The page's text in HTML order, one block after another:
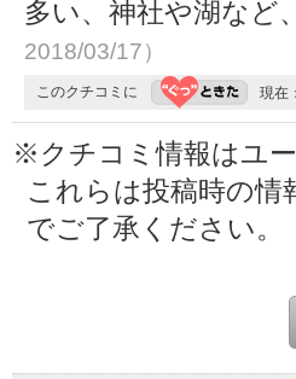
多い、神社や湖な
2018/03/17）
このクチコミに 現在：
※クチコミ情報はユ
これらは投稿時の
でご了承ください。